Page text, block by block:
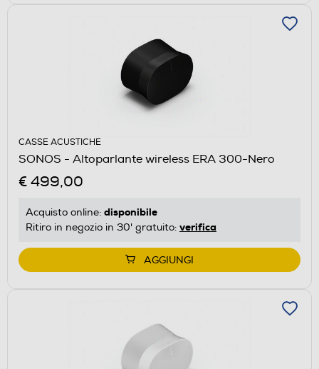
CASSE ACUSTICHE
SONOS - Altoparlante wireless ERA 300-Nero
€ 499,00
Acquisto online: disponibile
Ritiro in negozio in 30' gratuito: verifica
AGGIUNGI